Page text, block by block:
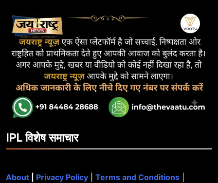
IPL विशेष समाचार
About Privacy Policy Terms and Conditions